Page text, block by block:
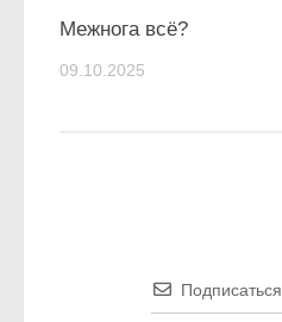
Межнога всё?
09.10.2025
Подписаться